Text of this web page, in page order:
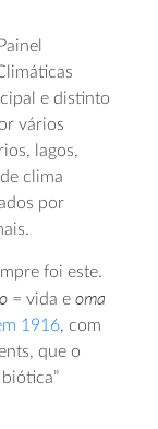
e distinto
vários
lagos,
clima
por
foi este.
= vida e oma
1916, com
que o